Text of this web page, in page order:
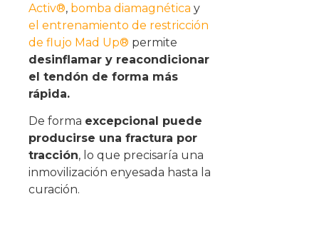
Activ®, bomba diamagnética y
el entrenamiento de restricción
de flujo Mad Up® permite
desinflamar y reacondicionar
el tendón de forma más
rápida.
De forma excepcional puede
producirse una fractura por
tracción, lo que precisaría una
inmovilización enyesada hasta la
curación.